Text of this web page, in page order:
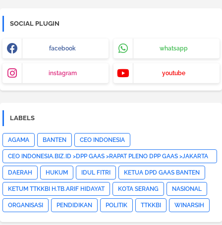
SOCIAL PLUGIN
facebook whatsapp
instagram youtube
LABELS
AGAMA BANTEN CEO INDONESIA
CEO INDONESIA.BIZ.ID >DPP GAAS >RAPAT PLENO DPP GAAS >JAKARTA
PUSAT>HOTNEWS>
DAERAH HUKUM IDUL FITRI KETUA DPD GAAS BANTEN
KETUM TTKKBI H.TB.ARIF HIDAYAT KOTA SERANG NASIONAL
ORGANISASI PENDIDIKAN POLITIK TTKKBI WINARSIH